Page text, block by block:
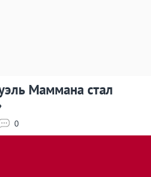
Маммана стал
0